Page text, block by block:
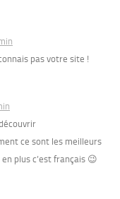
pas votre site !
ce sont les meilleurs
plus c’est français 😉